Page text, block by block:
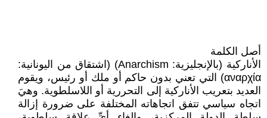
أصل الكلمة
الأناركية (بالإنجليزية: Anarchism‏) (اشتقاق من اليونانية:
αναρχία) التي تعني بدون حاكم أو ملك أو رئيس، ويقوم
العديد بتعريب الأناركية إلى التحررية أو اللاسلطوية. وهيَ
اتجاه سياسي تتفق اتجاهاته المختلفة على ضرورة إزالة